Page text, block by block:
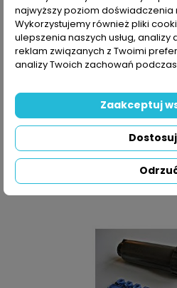
SZYBKI PODGLĄD
Dwuzłącze
7,50 zł
DODAJ DO
najwyższy poziom doświadczenia
Wykorzystujemy również pliki
ulepszenia naszych usług,
reklam związanych z Twoimi
analizy Twoich zachowań
Dostosuj
Zaakceptuj